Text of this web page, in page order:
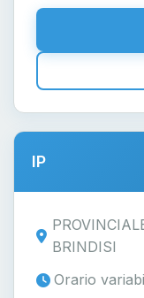
IP
BRINDISI
Orario